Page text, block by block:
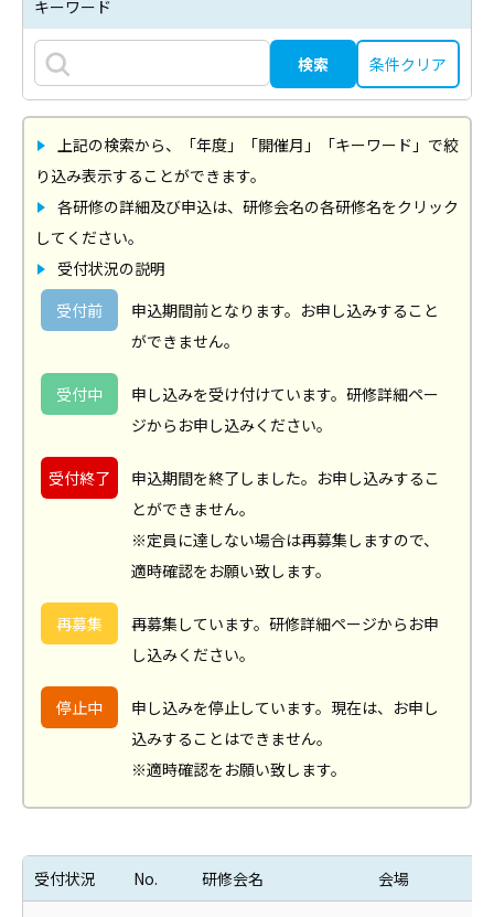
キーワード
条件クリア
上記の検索から、「年度」「開催月」「キーワード」で絞
り込み表示することができます。
各研修の詳細及び申込は、研修会名の各研修名をクリック
してください。
受付状況の説明
受付前
申込期間前となります。お申し込みすること
ができません。
受付中
申し込みを受け付けています。研修詳細ペー
ジからお申し込みください。
受付終了
申込期間を終了しました。お申し込みするこ
とができません。
※定員に達しない場合は再募集しますので、
適時確認をお願い致します。
再募集
再募集しています。研修詳細ページからお申
し込みください。
停止中
申し込みを停止しています。現在は、お申し
込みすることはできません。
※適時確認をお願い致します。
受付状況 No. 研修会名 会場